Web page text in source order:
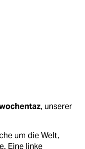
, unserer
um die Welt,
Eine linke